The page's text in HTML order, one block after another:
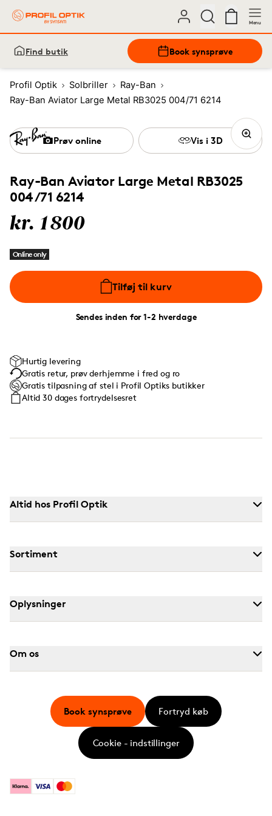
Menu
Find butik Book synsprøve
Profil Optik Solbriller
Ray-Ban
Ray-Ban Aviator Large Metal RB3025 004/71 6214
Ray-Ban Aviator Large Metal RB3025
004/71 6214
kr. 1800
Online only
Tilføj til kurv
Sendes inden for 1-2 hverdage
Prøv online Vis i 3D
Hurtig levering
Gratis retur, prøv derhjemme i fred og ro
Gratis tilpasning af stel i Profil Optiks butikker
Altid 30 dages fortrydelsesret
Altid hos Profil Optik
Sortiment
Oplysninger
Om os
KlarnaVisa Mastercard
Book synsprøve Fortryd køb
Cookie - indstillinger